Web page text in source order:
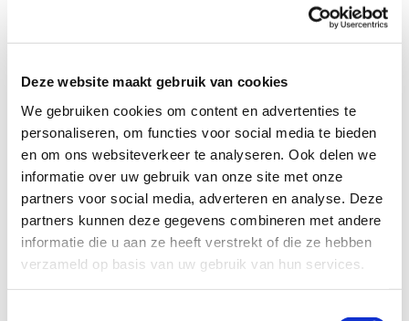
Deze website maakt gebruik van cookies
We gebruiken cookies om content en advertenties te
personaliseren, om functies voor social media te bieden
en om ons websiteverkeer te analyseren. Ook delen we
informatie over uw gebruik van onze site met onze
partners voor social media, adverteren en analyse. Deze
partners kunnen deze gegevens combineren met andere
informatie die u aan ze heeft verstrekt of die ze hebben
verzameld op basis van uw gebruik van hun services.
Het zijn twee lieve, energieke en vrolijke kinderen. Het
jongetje is wat rustiger en gevoeliger. Het meisje wat
Profiel steungezin
We zoeken een gezin in de gemeente
Woerden waar de kinderen bijvoorbeeld
eens in de twee weken een weekend(dag)
welkom zijn en waar ze op termijn ook
kunnen logeren.